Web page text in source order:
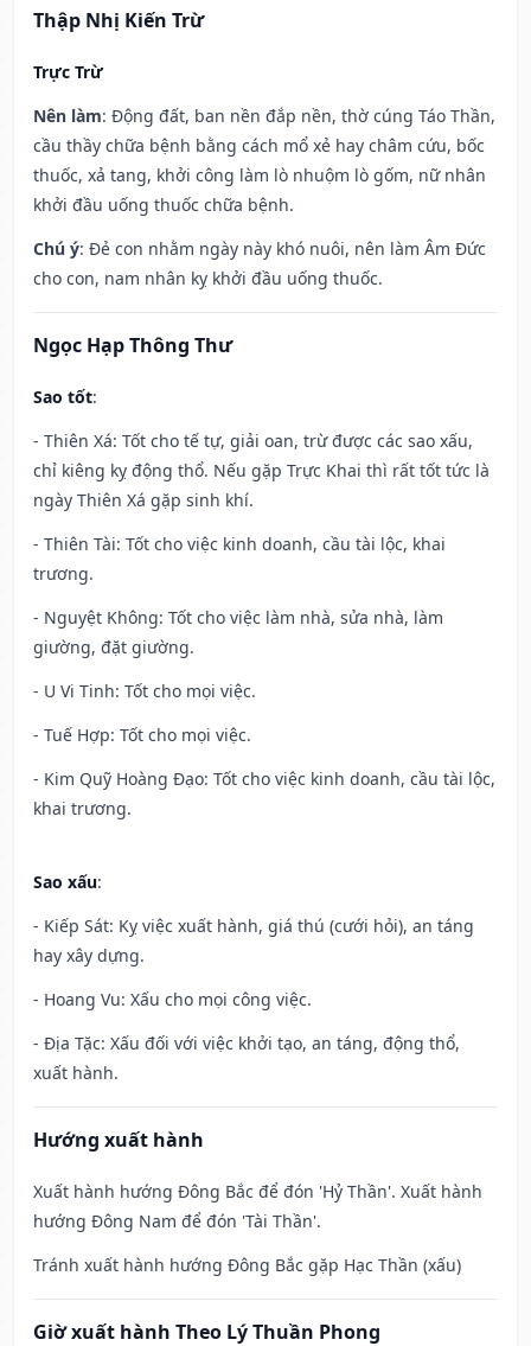
Thập Nhị Kiến Trừ
Trực Trừ
Nên làm: Động đất, ban nền đắp nền, thờ cúng Táo Thần,
cầu thầy chữa bệnh bằng cách mổ xẻ hay châm cứu, bốc
thuốc, xả tang, khởi công làm lò nhuộm lò gốm, nữ nhân
khởi đầu uống thuốc chữa bệnh.
Chú ý: Đẻ con nhằm ngày này khó nuôi, nên làm Âm Đức
cho con, nam nhân kỵ khởi đầu uống thuốc.
Ngọc Hạp Thông Thư
Sao tốt:
- Thiên Xá: Tốt cho tế tự, giải oan, trừ được các sao xấu,
chỉ kiêng kỵ động thổ. Nếu gặp Trực Khai thì rất tốt tức là
ngày Thiên Xá gặp sinh khí.
- Thiên Tài: Tốt cho việc kinh doanh, cầu tài lộc, khai
trương.
- Nguyệt Không: Tốt cho việc làm nhà, sửa nhà, làm
giường, đặt giường.
- U Vi Tinh: Tốt cho mọi việc.
- Tuế Hợp: Tốt cho mọi việc.
- Kim Quỹ Hoàng Đạo: Tốt cho việc kinh doanh, cầu tài lộc,
khai trương.
Sao xấu:
- Kiếp Sát: Kỵ việc xuất hành, giá thú (cưới hỏi), an táng
hay xây dựng.
- Hoang Vu: Xấu cho mọi công việc.
- Địa Tặc: Xấu đối với việc khởi tạo, an táng, động thổ,
xuất hành.
Hướng xuất hành
Xuất hành hướng Đông Bắc để đón 'Hỷ Thần'. Xuất hành
hướng Đông Nam để đón 'Tài Thần'.
Tránh xuất hành hướng Đông Bắc gặp Hạc Thần (xấu)
Giờ xuất hành Theo Lý Thuần Phong